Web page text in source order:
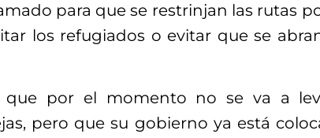
para que se restrinjan las rutas
los refugiados o evitar que se
que por el momento no se va a
pero que su gobierno ya está